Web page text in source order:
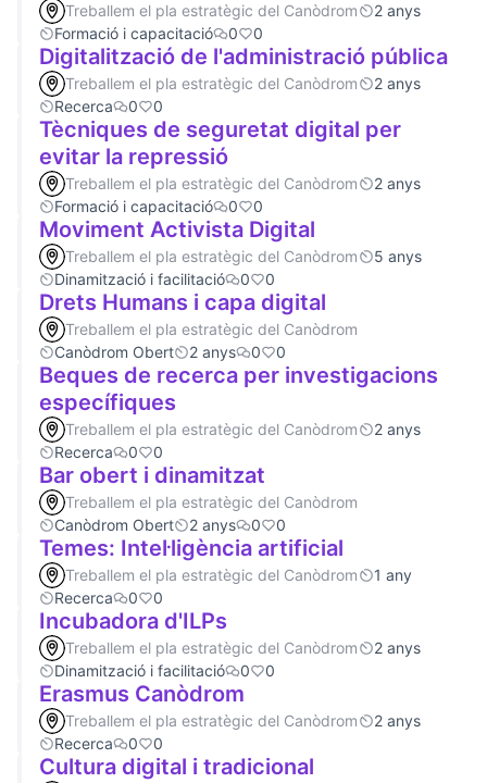
Treballem el pla estratègic del Canòdrom
2 anys
Formació i capacitació
0 0
Digitalització de l'administració pública
Treballem el pla estratègic del Canòdrom
2 anys
Recerca
0 0
Tècniques de seguretat digital per
evitar la repressió
Treballem el pla estratègic del Canòdrom
2 anys
Formació i capacitació
0 0
Moviment Activista Digital
Treballem el pla estratègic del Canòdrom
5 anys
Dinamització i facilitació
0 0
Drets Humans i capa digital
Treballem el pla estratègic del Canòdrom
Canòdrom Obert
2 anys 0 0
Beques de recerca per investigacions
específiques
Treballem el pla estratègic del Canòdrom
2 anys
Recerca
0 0
Bar obert i dinamitzat
Treballem el pla estratègic del Canòdrom
Canòdrom Obert
2 anys 0 0
Temes: Intel·ligència artificial
Treballem el pla estratègic del Canòdrom
1 any
Recerca
0 0
Incubadora d'ILPs
Treballem el pla estratègic del Canòdrom
2 anys
Dinamització i facilitació
0 0
Erasmus Canòdrom
Treballem el pla estratègic del Canòdrom
2 anys
Recerca
0 0
Cultura digital i tradicional